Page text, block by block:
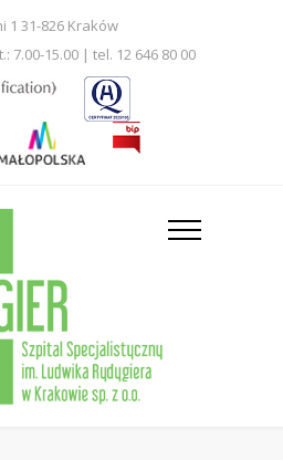
1 31-826 Kraków
7.00-15.00 | tel. 12 646 80 00